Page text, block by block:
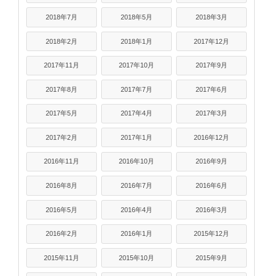
2018年7月 2018年5月 2018年3月
2018年2月 2018年1月 2017年12月
2017年11月 2017年10月 2017年9月
2017年8月 2017年7月 2017年6月
2017年5月 2017年4月 2017年3月
2017年2月 2017年1月 2016年12月
2016年11月 2016年10月 2016年9月
2016年8月 2016年7月 2016年6月
2016年5月 2016年4月 2016年3月
2016年2月 2016年1月 2015年12月
2015年11月 2015年10月 2015年9月